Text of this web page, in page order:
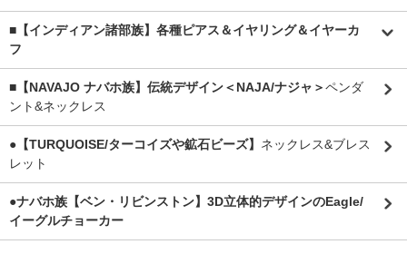
■【インディアン諸部族】各種ピアス＆イヤリング＆イヤーカ
フ
■【NAVAJO ナバホ族】伝統デザイン＜NAJA/ナジャ＞ペンダ
ント&ネックレス
●【TURQUOISE/ターコイズや鉱石ビーズ】 ネックレス&ブレス
レット
●ナバホ族【ベン・リビンストン】3D立体的デザインのEagle/
イーグルチョーカー